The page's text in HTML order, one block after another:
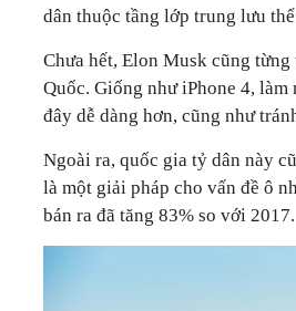
dân thuộc tầng lớp trung lưu
Chưa hết, Elon Musk cũng
Quốc. Giống như iPhone 4,
đây dễ dàng hơn, cũng như
Ngoài ra, quốc gia tỷ dân này
là một giải pháp cho vấn đề ô
bán ra đã tăng 83% so với 2017.